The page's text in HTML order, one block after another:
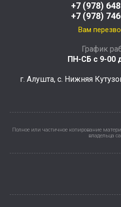
+7 (978)
+7 (978)
Вам
График
ПН-СБ с 9-00
г. Алушта, с. Нижняя
Полное или частичное копирование
владельца